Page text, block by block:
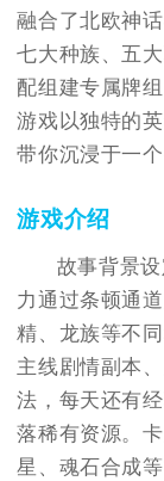
融合了北欧神
七大种族、五
配组建专属牌
游戏以独特的
带你沉浸于一
游戏介绍
故事背景
力通过条顿通
精、龙族等不
主线剧情副本
法，每天还有
落稀有资源。
星、魂石合成